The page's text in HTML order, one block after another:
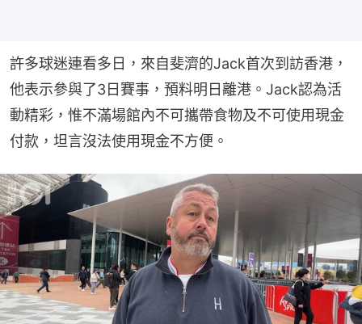
許多球迷連看多日，來自斐濟的Jack首次到訪香港，
他表示參與了3日賽事，預料明日離港。Jack認為活
動精彩，惟不滿場館內不可攜帶食物及不可使用現金
付款，坦言沒法使用現金不方便。